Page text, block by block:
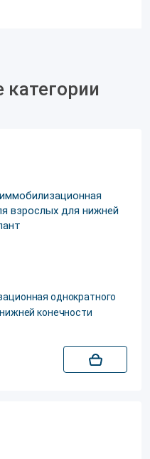
однократного
конечности